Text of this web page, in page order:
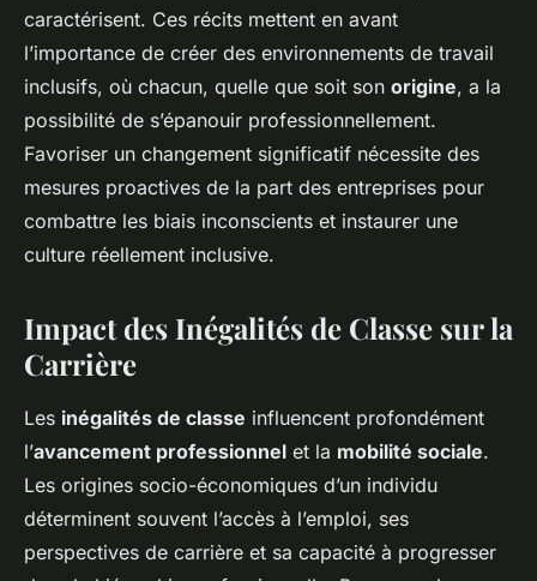
caractérisent. Ces récits mettent en avant
l’importance de créer des environnements de travail
inclusifs, où chacun, quelle que soit son origine, a la
possibilité de s’épanouir professionnellement.
Favoriser un changement significatif nécessite des
mesures proactives de la part des entreprises pour
combattre les biais inconscients et instaurer une
culture réellement inclusive.
Impact des Inégalités de Classe sur la
Carrière
Les inégalités de classe influencent profondément
l’avancement professionnel et la mobilité sociale.
Les origines socio-économiques d’un individu
déterminent souvent l’accès à l’emploi, ses
perspectives de carrière et sa capacité à progresser